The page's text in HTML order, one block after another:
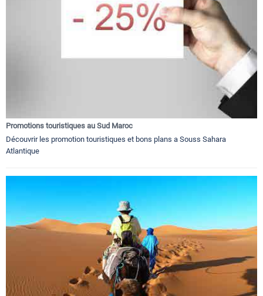
Promotions touristiques au Sud Maroc
Découvrir les promotion touristiques et bons plans a Souss Sahara
Atlantique